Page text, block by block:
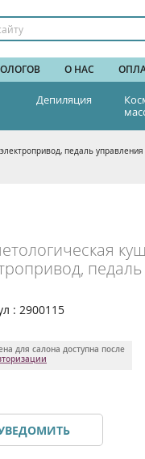
О НАС
Депиляция
педаль управления
: 2900115
для салона доступна после